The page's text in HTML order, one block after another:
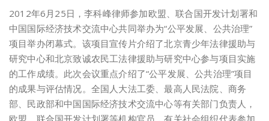
2012年6月25日，李科峰律师参加欧盟、联合国开发计划署和
中国国际经济技术交流中心共同举办为“公平发展、公共治理”
项目举办闭幕式。该项目宣传片介绍了北京青少年法律援助与
研究中心和北京致诚农民工法律援助与研究中心参与项目实施
的工作成绩。此次会议重点介绍了“公平发展、公共治理”项目
的成果与评估情况。全国人大法工委、最高人民法院、商务
部、民政部和中国国际经济技术交流中心等有关部门负责人，
欧盟、联合国开发计划署等机构官员，有关社会组织代表参加